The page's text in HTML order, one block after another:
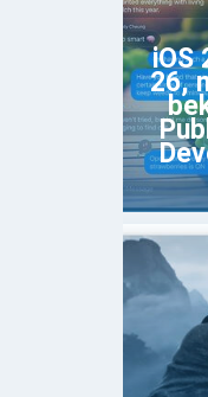
iOS
26,